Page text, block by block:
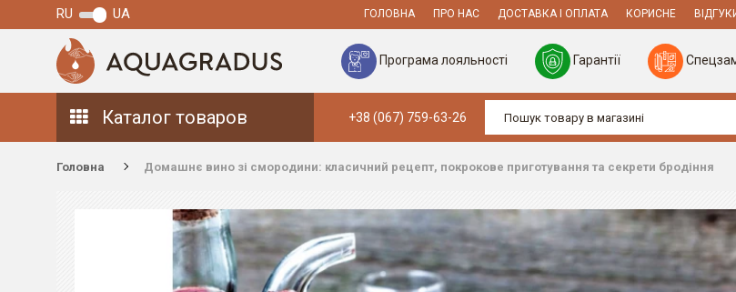
RU UA ГОЛОВНА ПРО НАС ДОСТАВКА І ОПЛАТА КОРИСНЕ
Програма лояльності Гарантії
Каталог товаров +38 (067) 759-63-26
Головна Домашнє вино зі смородини: класичний рецепт, покрокове приготування та секрети бродіння